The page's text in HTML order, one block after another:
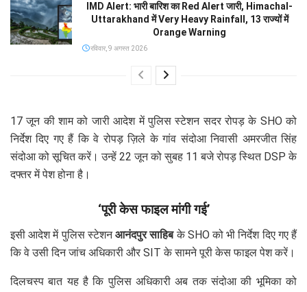
IMD Alert: भारी बारिश का Red Alert जारी, Himachal-
Uttarakhand में Very Heavy Rainfall, 13 राज्यों में
Orange Warning
रविवार, 9 अगस्त 2026
17 जून की शाम को जारी आदेश में पुलिस स्टेशन सदर रोपड़ के SHO को
निर्देश दिए गए हैं कि वे रोपड़ ज़िले के गांव संदोआ निवासी अमरजीत सिंह
संदोआ को सूचित करें। उन्हें 22 जून को सुबह 11 बजे रोपड़ स्थित DSP के
दफ्तर में पेश होना है।
‘पूरी केस फाइल मांगी गई’
इसी आदेश में पुलिस स्टेशनआनंदपुर साहिबके SHO को भी निर्देश दिए गए हैं
कि वे उसी दिन जांच अधिकारी और SIT के सामने पूरी केस फाइल पेश करें।
दिलचस्प बात यह है कि पुलिस अधिकारी अब तक संदोआ की भूमिका को